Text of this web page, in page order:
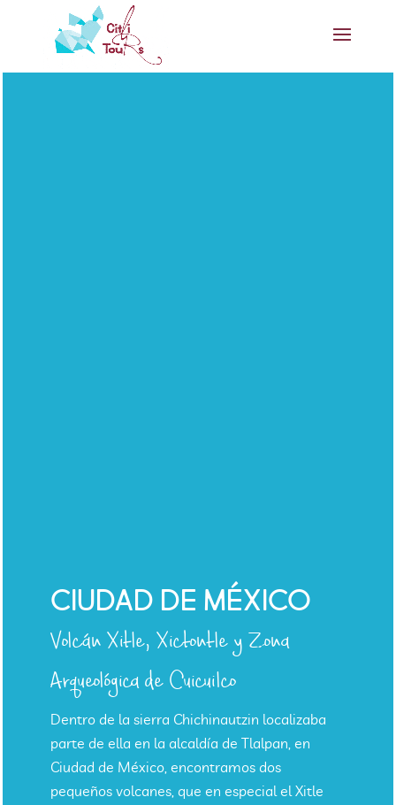
CIUDAD DE MÉXICO
Volcán Xitle, Xictontle y Zona
Arqueológica de Cuicuilco
Dentro de la sierra Chichinautzin localizaba
parte de ella en la alcaldía de Tlalpan, en
Ciudad de México, encontramos dos
pequeños volcanes, que en especial el Xitle